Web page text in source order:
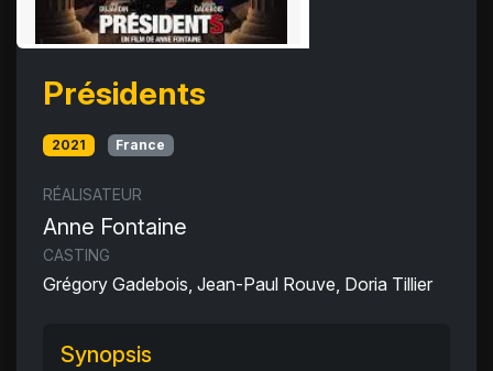
Présidents
2021 France
RÉALISATEUR
Anne Fontaine
CASTING
Grégory Gadebois, Jean-Paul Rouve, Doria Tillier
Synopsis